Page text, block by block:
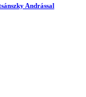
Andrással